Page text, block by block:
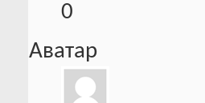
0
Аватар